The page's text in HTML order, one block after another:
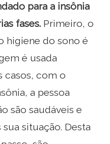
para a insônia
fases. Primeiro, o
higiene do sono é
é usada
casos, com o
a pessoa
são saudáveis ​​e
situação. Desta